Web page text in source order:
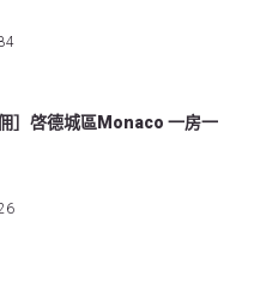
］啓德城區Monaco 一房一